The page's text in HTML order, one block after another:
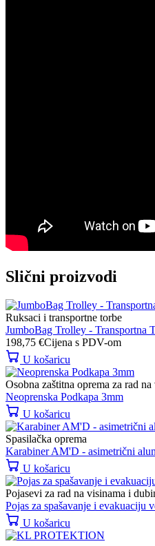
Slični proizvodi
Ruksaci i transportne torbe
JumboBag Trolley - Transportna
198,75 €Cijena s PDV-om
U košaricu
Osobna zaštitna oprema za rad
Neoprenska Podkapa 3mm
U košaricu
Spasilačka oprema
Karabiner AM'D - asimetrični
U košaricu
Pojasevi za rad na visinama i
Pojas za spašavanje i
U košaricu